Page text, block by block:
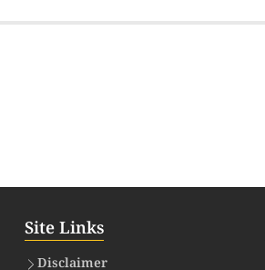
Site Links
Disclaimer